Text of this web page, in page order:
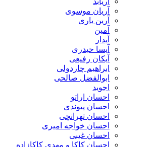
آریان موسوی
آرین یاری
آمین
آیدار
آیسا حیدری
آیکان رفیعی
ابراهیم چاردولی
ابوالفضل صالحی
اجوید
احسان اراتو
احسان پیوندی
احسان تهرانچی
احسان خواجه امیری
احسان غیبی
احسان کاکا و مهدی کاکازاده